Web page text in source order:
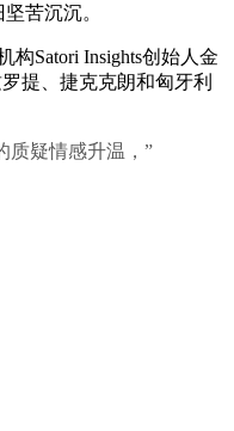
苦沉沉。
Satori Insights创始人金
提、捷克克朗和匈牙利
疑情感升温，”